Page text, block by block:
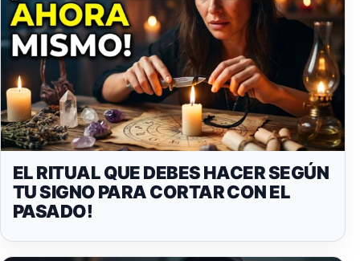
EL RITUAL QUE DEBES HACER SEGÚN
TU SIGNO PARA CORTAR CON EL
PASADO!